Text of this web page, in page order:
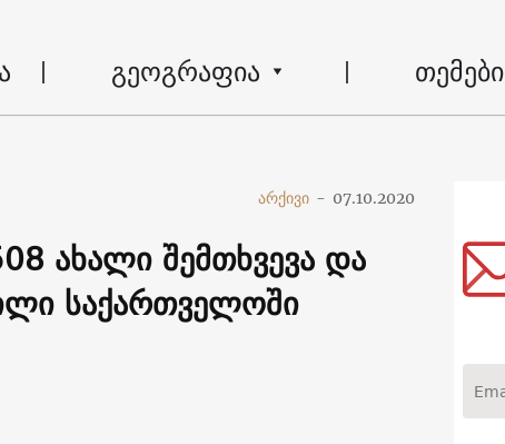
გეოგრაფია თემები
არქივი - 07.10.2020
ახალი შემთხვევა და
საქართველოში